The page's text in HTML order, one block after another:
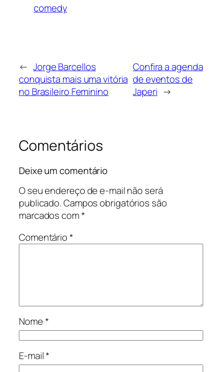
comedy
← Jorge Barcellos
conquista mais uma vitória
no Brasileiro Feminino
Confira a agenda
de eventos de
Japeri →
Comentários
Deixe um comentário
O seu endereço de e-mail não será
publicado.Campos obrigatórios são
marcados com*
Comentário*
Nome*
E-mail*